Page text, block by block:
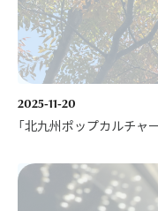
2025-11-20
「北九州ポップカルチャ